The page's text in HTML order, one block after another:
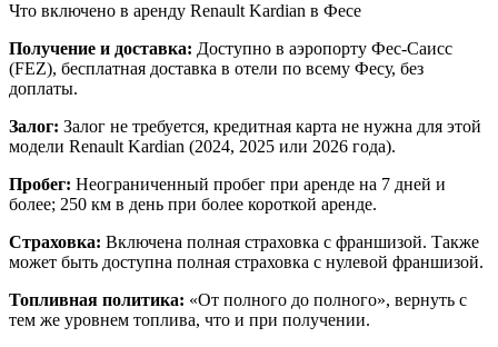
Что включено в аренду Renault Kardian в Фесе
Получение и доставка: Доступно в аэропорту Фес-Саисс
(FEZ), бесплатная доставка в отели по всему Фесу, без
доплаты.
Залог: Залог не требуется, кредитная карта не нужна для этой
модели Renault Kardian (2024, 2025 или 2026 года).
Пробег: Неограниченный пробег при аренде на 7 дней и
более; 250 км в день при более короткой аренде.
Страховка: Включена полная страховка с франшизой. Также
может быть доступна полная страховка с нулевой франшизой.
Топливная политика: «От полного до полного», вернуть с
тем же уровнем топлива, что и при получении.